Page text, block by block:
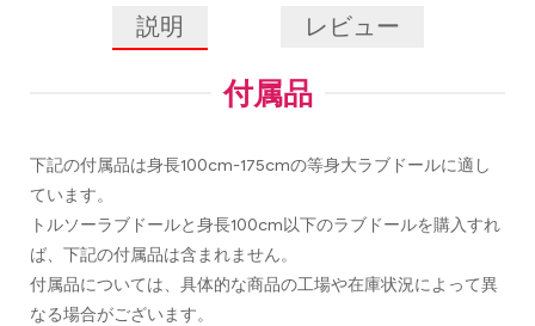
説明 レビュー
付属品
下記の付属品は身長100cm-175cmの等身大ラブドールに適し
ています。
トルソーラブドールと身長100cm以下のラブドールを購入すれ
ば、下記の付属品は含まれません。
付属品については、具体的な商品の工場や在庫状況によって異
なる場合がございます。